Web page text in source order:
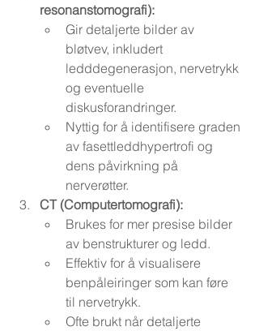
resonanstomografi):
Gir detaljerte bilder av
bløtvev, inkludert
ledddegenerasjon, nervetrykk
og eventuelle
diskusforandringer.
Nyttig for å identifisere graden
av fasettleddhypertrofi og
dens påvirkning på
nerverøtter.
CT (Computertomografi):
Brukes for mer presise bilder
av benstrukturer og ledd.
Effektiv for å visualisere
benpåleiringer som kan føre
til nervetrykk.
Ofte brukt når detaljerte